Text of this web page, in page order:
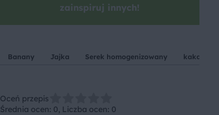
zainspiruj innych!
Banany Jajka Serek homogenizowany kakao
Oceń przepis
Średnia ocen: 0, Liczba ocen: 0